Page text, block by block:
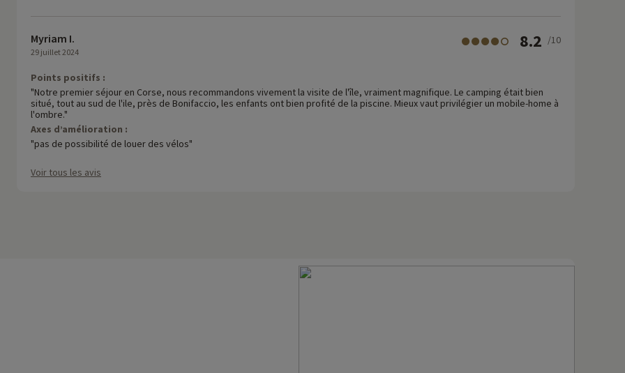
Myriam I.
29 juillet 2024
8.2 /10
Points positifs :
"Notre premier séjour en Corse, nous recommandons vivement la visite de l'île, vraiment magnifique. Le camping était bien
situé, tout au sud de l'ile, près de Bonifaccio, les enfants ont bien profité de la piscine. Mieux vaut privilégier un mobile-home à
l'ombre."
Axes d’amélioration :
"pas de possibilité de louer des vélos"
Voir tous les avis